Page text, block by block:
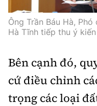
Ông Trần Báu Hà,
Hà Tĩnh tiếp thu ý
Bên cạnh đó,
cứ điều chỉnh
trọng các loại